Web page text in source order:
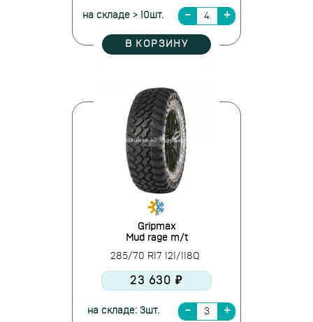
на складе > 10шт.
В КОРЗИНУ
Gripmax
Mud rage m/t
285/70 R17 121/118Q
23 630 ₽
на складе: 3шт.